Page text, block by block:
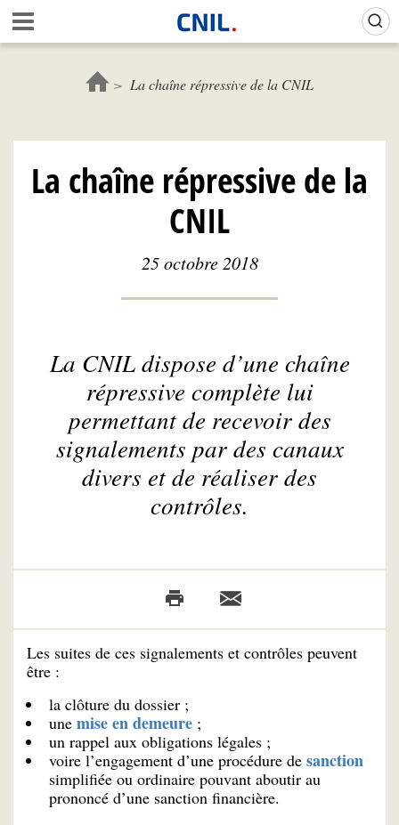
Aller
au
contenu
c
u
l
C
N
La chaîne répressive de la CNIL
La chaîne répressive de la
CNIL
25 octobre 2018
La CNIL dispose d’une chaîne
répressive complète lui
permettant de recevoir des
signalements par des canaux
divers et de réaliser des
contrôles.
Les suites de ces signalements et contrôles peuvent
être :
la clôture du dossier ;
une mise en demeure ;
un rappel aux obligations légales ;
voire l’engagement d’une procédure de sanction
simplifiée ou ordinaire pouvant aboutir au
prononcé d’une sanction financière.
Gestion de vos préférences sur les cookies (témoins de connexion)